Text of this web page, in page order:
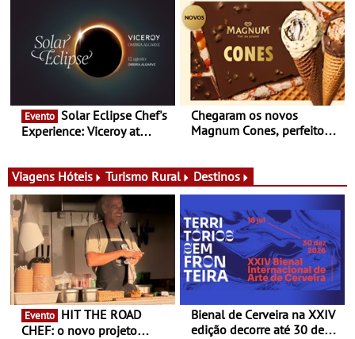
conceito gastronómico
itinerante que percorre
Portugal
prova e seis dias de
experiências
Evento
Experience: Viceroy at
exclusiva
Chegaram os novos
Magnum Cones, perfeitos
Viagens Hóteis Turismo Rural Destinos
Evento
CHEF: o novo projeto
Bienal de Cerveira na XXIV
edição decorre até 30 de